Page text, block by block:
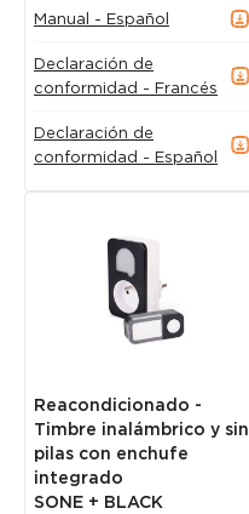
Manual - Español
Declaración de
conformidad - Francés
Declaración de
conformidad - Español
Reacondicionado -
Timbre inalámbrico y sin
pilas con enchufe
integrado
SONE + BLACK